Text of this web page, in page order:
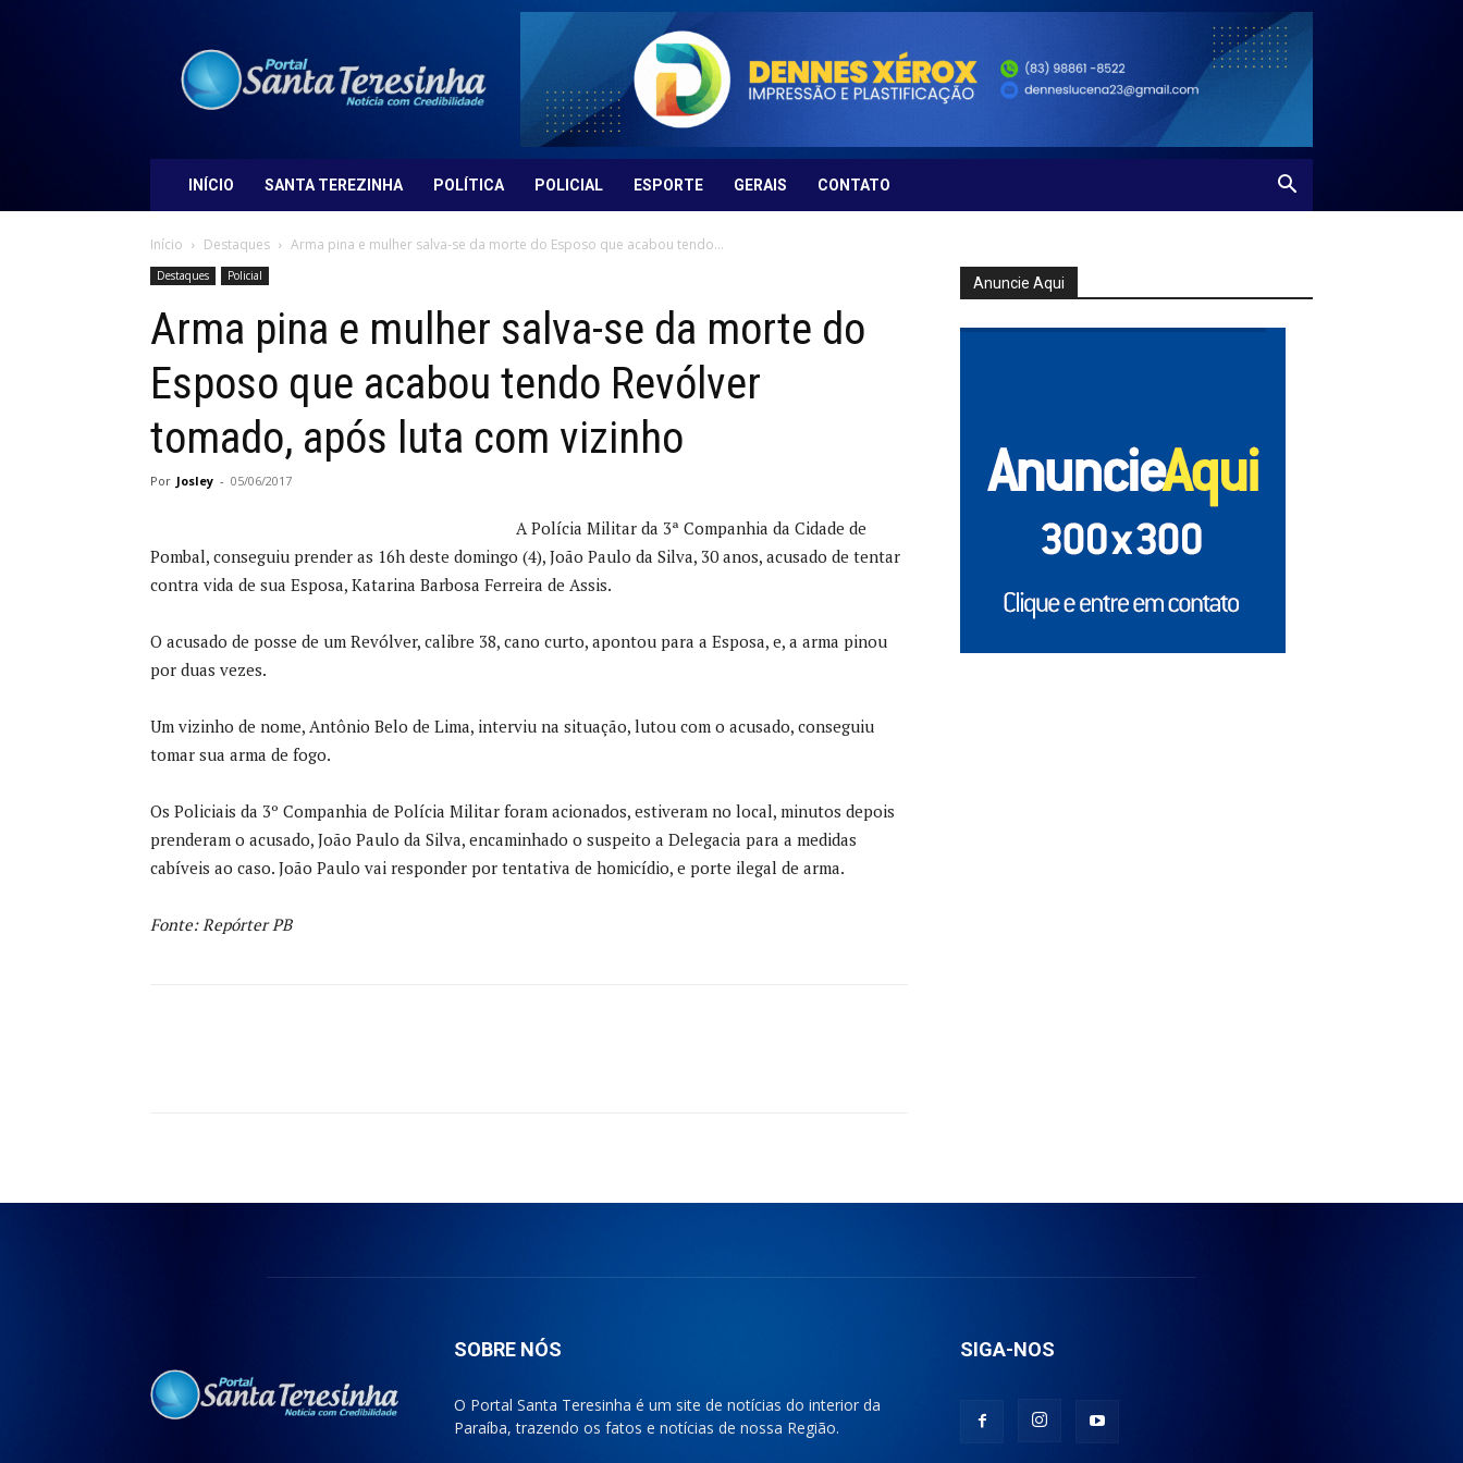
Santa
Teresinha
INÍCIO SANTA TEREZINHA POLÍTICA POLICIAL ESPORTE GERAIS CONTATO
Início Destaques Arma pina e mulher salva-se da morte do Esposo que acabou tendo...
Destaques Policial
Arma pina e mulher salva-se da morte do
Esposo que acabou tendo Revólver
tomado, após luta com vizinho
Por Josley - 05/06/2017
A Polícia Militar da 3ª Companhia da Cidade de
Pombal, conseguiu prender as 16h deste domingo (4), João Paulo da Silva, 30 anos, acusado de tentar
contra vida de sua Esposa, Katarina Barbosa Ferreira de Assis.
O acusado de posse de um Revólver, calibre 38, cano curto, apontou para a Esposa, e, a arma pinou
por duas vezes.
Um vizinho de nome, Antônio Belo de Lima, interviu na situação, lutou com o acusado, conseguiu
tomar sua arma de fogo.
Os Policiais da 3º Companhia de Polícia Militar foram acionados, estiveram no local, minutos depois
prenderam o acusado, João Paulo da Silva, encaminhado o suspeito a Delegacia para a medidas
cabíveis ao caso. João Paulo vai responder por tentativa de homicídio, e porte ilegal de arma.
Fonte: Repórter PB
Anuncie Aqui
SOBRE NÓS
O Portal Santa Teresinha é um site de notícias do interior da
Paraíba, trazendo os fatos e notícias de nossa Região.
SIGA-NOS